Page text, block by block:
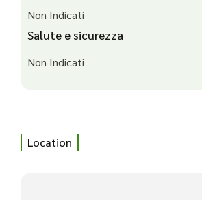
Non Indicati
Salute e sicurezza
Non Indicati
Location